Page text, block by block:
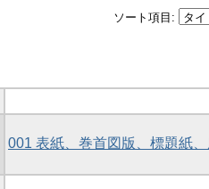
ソート項目:
001 表紙、巻首図版、標題紙